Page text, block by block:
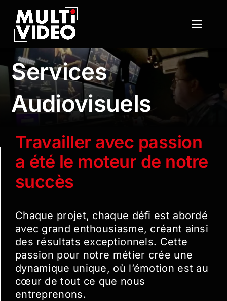
contenu
Moyens
Services
Portfolio
Contact
Services
Audiovisuels
Travailler avec passion
a été le moteur de notre
succès
Chaque projet, chaque défi est abordé
avec grand enthousiasme, créant ainsi
des résultats exceptionnels. Cette
passion pour notre métier crée une
dynamique unique, où l’émotion est au
cœur de tout ce que nous
entreprenons.